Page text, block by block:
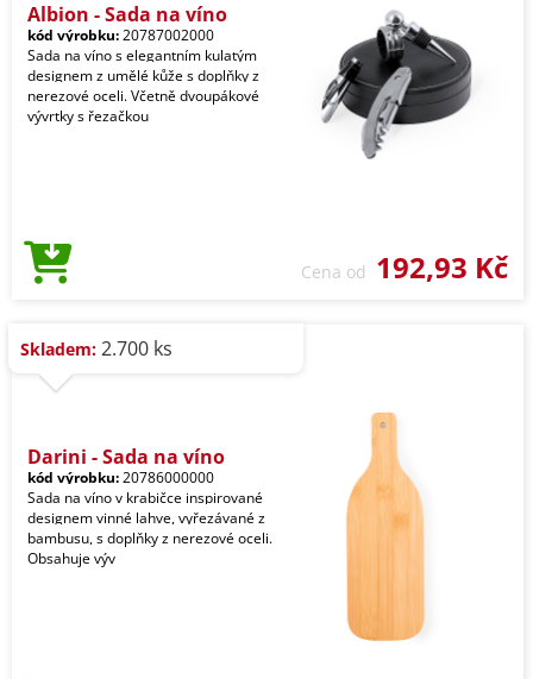
Albion - Sada na víno
kód výrobku:20787002000
Sada na víno s elegantním kulatým
designem z umělé kůže s doplňky z
nerezové oceli. Včetně dvoupákové
vývrtky s řezačkou
Cena od 192,93 Kč
Skladem: 2.700 ks
Darini - Sada na víno
kód výrobku:20786000000
Sada na víno v krabičce inspirované
designem vinné lahve, vyřezávané z
bambusu, s doplňky z nerezové oceli.
Obsahuje výv